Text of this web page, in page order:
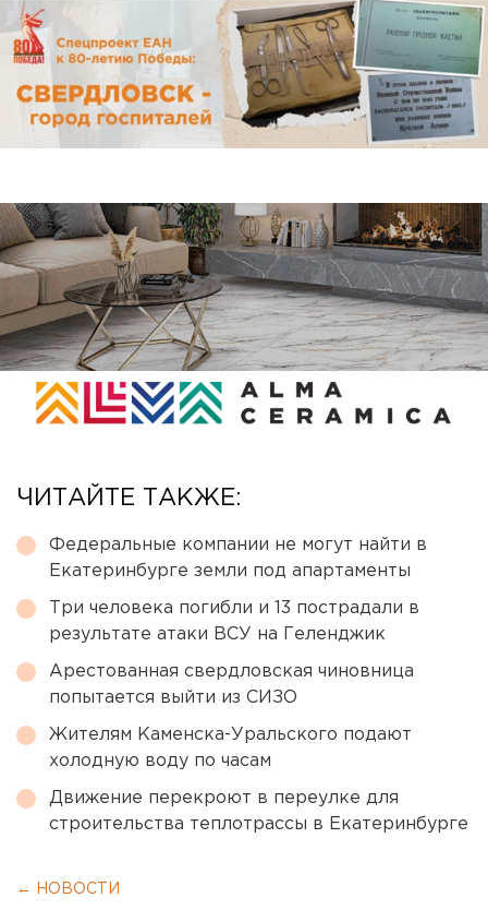
ЧИТАЙТЕ ТАКЖЕ:
Федеральные компании не могут найти в
Екатеринбурге земли под апартаменты
Три человека погибли и 13 пострадали в
результате атаки ВСУ на Геленджик
Арестованная свердловская чиновница
попытается выйти из СИЗО
Жителям Каменска-Уральского подают
холодную воду по часам
Движение перекроют в переулке для
строительства теплотрассы в Екатеринбурге
← НОВОСТИ